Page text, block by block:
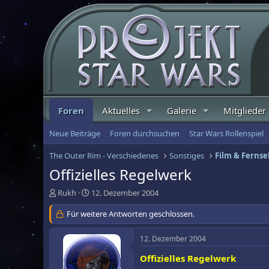
Foren Aktuelles Galerie Mitglieder
Neue Beiträge Foren durchsuchen Star Wars Rollenspiel
The Outer Rim - Verschiedenes Sonstiges Film &
Offizielles Regelwerk
E
r
s
t
Rukh
E
r
s
t
e
l
l
12. Dezember 2004
Für weitere Antworten geschlossen.
12. Dezember 2004
Offizielles Regelwerk